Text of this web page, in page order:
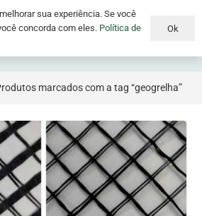
marcados com a tag “geogrelha”
sua experiência. Se você
concorda com eles. Política de
Ok